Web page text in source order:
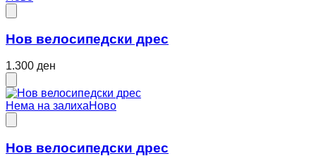
Нов велосипедски дрес
1.300 ден
Нема на залихаНово
Нов велосипедски дрес